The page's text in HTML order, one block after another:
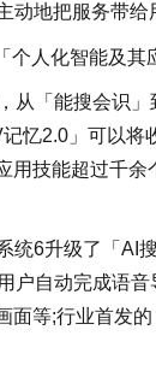
地把服务带给
人化智能及其
从「能搜会识
忆2.0」可以
技能超过千
6升级了「AI
自动完成语音
面等;行业首发